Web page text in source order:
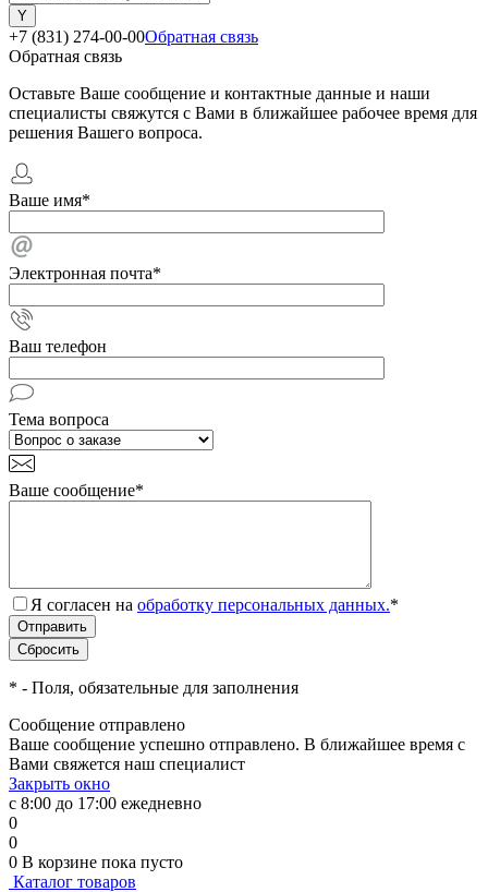
+7 (831) 274-00-00Обратная связь
Обратная связь
Оставьте Ваше сообщение и контактные данные и наши
специалисты свяжутся с Вами в ближайшее рабочее время для
решения Вашего вопроса.
Ваше имя*
Электронная почта*
Ваш телефон
Тема вопроса
Ваше сообщение*
Я согласен на обработку персональных данных.*
* - Поля, обязательные для заполнения
Сообщение отправлено
Ваше сообщение успешно отправлено. В ближайшее время с
Вами свяжется наш специалист
Закрыть окно
с 8:00 до 17:00 ежедневно
0
0
0 В корзине пока пусто
Каталог товаров